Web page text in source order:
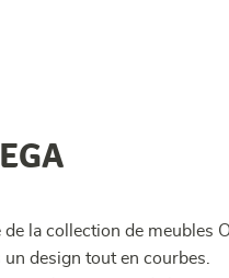
de la collection de meubles
design tout en courbes.